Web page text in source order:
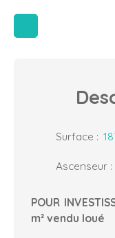
Surface :
Ascenseur :
POUR
m² vendu loué